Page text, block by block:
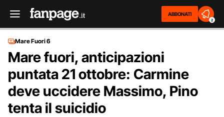
ABBONATI
2
Mare Fuori 6
Mare fuori, anticipazioni
puntata 21 ottobre: Carmine
deve uccidere Massimo, Pino
tenta il suicidio